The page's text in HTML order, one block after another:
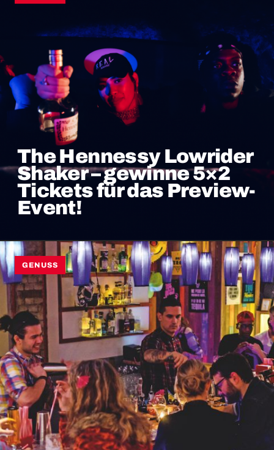
The Hennessy Lowrider
Shaker – gewinne 5×2
Tickets für das Preview-
Event!
GENUSS